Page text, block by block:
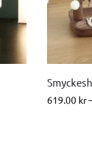
619.00 kr